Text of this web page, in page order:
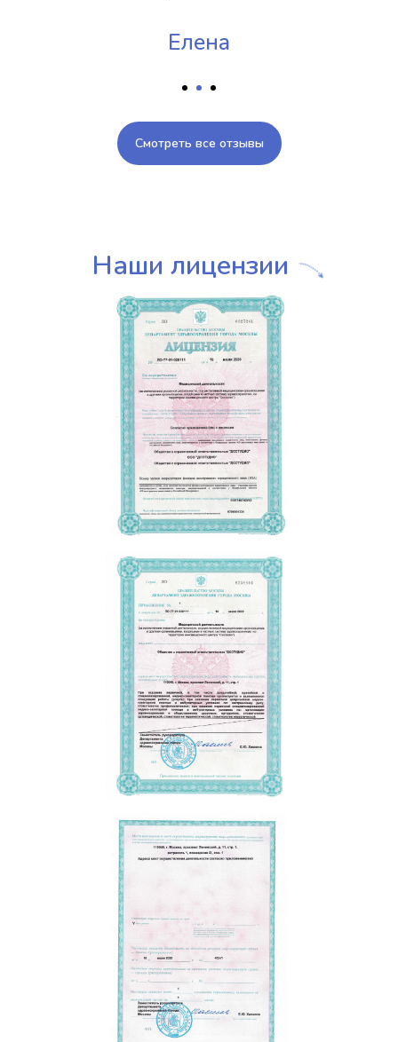
Елена
Смотреть все отзывы
Наши лицензии